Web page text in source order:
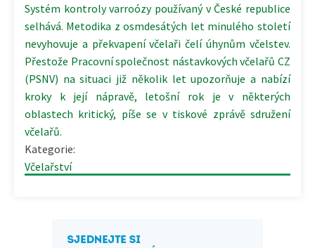
Systém kontroly varroózy používaný v České republice
selhává. Metodika z osmdesátých let minulého století
nevyhovuje a překvapení včelaři čelí úhynům včelstev.
Přestože Pracovní společnost nástavkových včelařů CZ
(PSNV) na situaci již několik let upozorňuje a nabízí
kroky k její nápravě, letošní rok je v některých
oblastech kritický, píše se v tiskové zprávě sdružení
včelařů.
Kategorie:
Včelařství